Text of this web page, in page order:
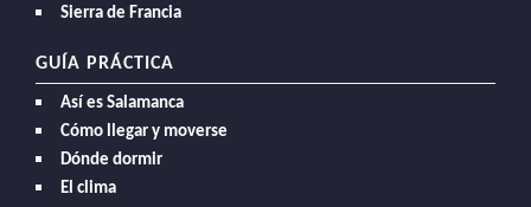
Sierra de Francia
GUÍA PRÁCTICA
Así es Salamanca
Cómo llegar y moverse
Dónde dormir
El clima